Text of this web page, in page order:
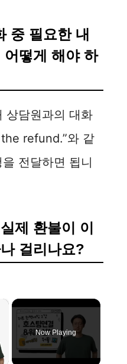
중 필요한 내
어떻게 해야 하
상담원과의 대화
refund.”와 같
전달하면 됩니
제 환불이 이
걸리나요?
×
Now Playing